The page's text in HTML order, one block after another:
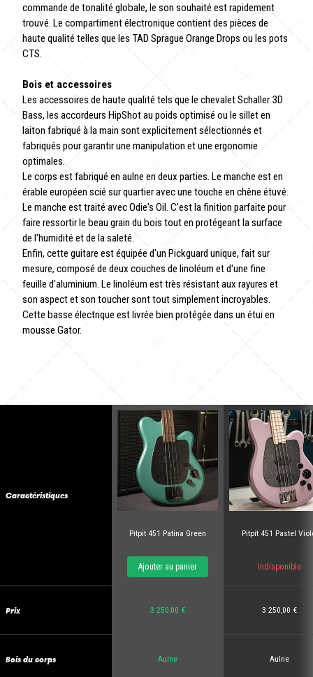
commande de tonalité globale, le son souhaité est rapidement
trouvé. Le compartiment électronique contient des pièces de
haute qualité telles que les TAD Sprague Orange Drops ou les pots
CTS.
Bois et accessoires
Les accessoires de haute qualité tels que le chevalet Schaller 3D
Bass, les accordeurs HipShot au poids optimisé ou le sillet en
laiton fabriqué à la main sont explicitement sélectionnés et
fabriqués pour garantir une manipulation et une ergonomie
optimales.
Le corps est fabriqué en aulne en deux parties. Le manche est en
érable européen scié sur quartier avec une touche en chêne étuvé.
Le manche est traité avec Odie's Oil. C'est la finition parfaite pour
faire ressortir le beau grain du bois tout en protégeant la surface
de l'humidité et de la saleté.
Enfin, cette guitare est équipée d'un Pickguard unique, fait sur
mesure, composé de deux couches de linoléum et d'une fine
feuille d'aluminium. Le linoléum est très résistant aux rayures et
son aspect et son toucher sont tout simplement incroyables.
Cette basse électrique est livrée bien protégée dans un étui en
mousse Gator.
Caractéristiques
Prix
Bois du corps
Pitpit 451 Patina Green
Ajouter au panier
3 250,00 €
Aulne
Pitpit 451 Pastel
Indisponible
3 250,00 €
Aulne